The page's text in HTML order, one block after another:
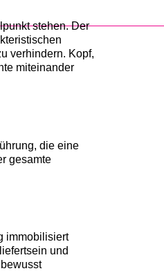
stehen. Der
verhindern. Kopf,
miteinander
die eine
gesamte
immobilisiert
und